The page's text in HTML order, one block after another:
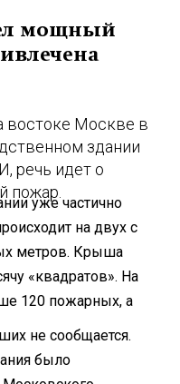
мощный
востоке Москве в
здании
речь идет о
пожар.
уже частично
на двух с
метров. Крыша
«квадратов». На
120 пожарных, а
не сообщается.
было